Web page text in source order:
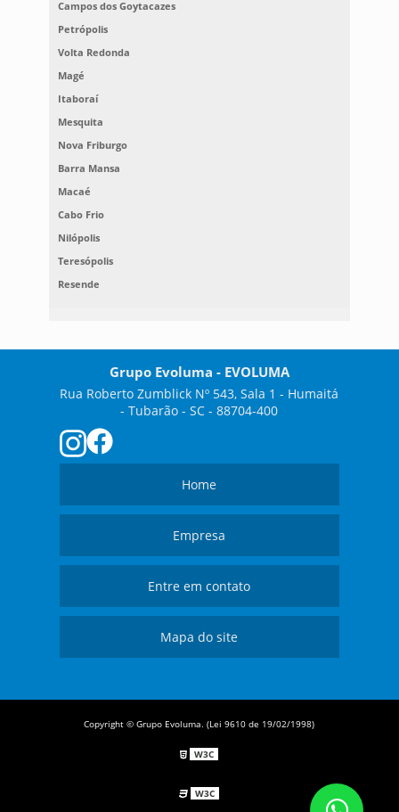
Campos dos Goytacazes
Petrópolis
Volta Redonda
Magé
Itaboraí
Mesquita
Nova Friburgo
Barra Mansa
Macaé
Cabo Frio
Nilópolis
Teresópolis
Resende
Grupo Evoluma - EVOLUMA
Rua Roberto Zumblick Nº 543, Sala 1 - Humaitá
- Tubarão - SC - 88704-400
Home
Empresa
Entre em contato
Mapa do site
Copyright © Grupo Evoluma. (Lei 9610 de 19/02/1998)
W3C
W3C